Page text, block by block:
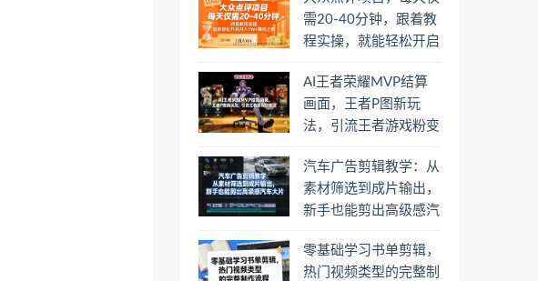
需20-40分钟，跟着教
程实操，就能轻松开启
AI王者荣耀MVP结算
画面，王者P图新玩
法，引流王者游戏粉变
汽车广告剪辑教学：从
素材筛选到成片输出，
新手也能剪出高级感汽
零基础学习书单剪辑，
热门视频类型的完整制